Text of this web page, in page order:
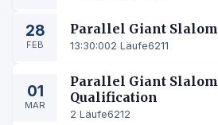
28
FEB
Parallel Giant Slalom
13:30:002 Läufe6211
01
MAR
Parallel Giant Slalom
Qualification
2 Läufe6212